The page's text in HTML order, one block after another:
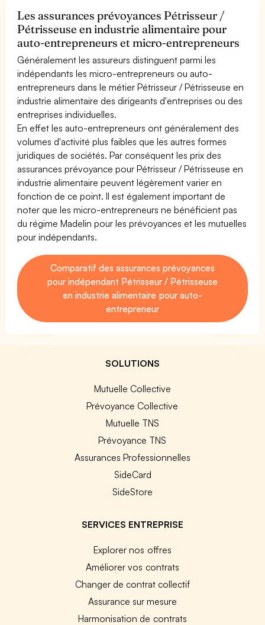
Les assurances prévoyances Pétrisseur /
Pétrisseuse en industrie alimentaire pour
auto-entrepreneurs et micro-entrepreneurs
Généralement les assureurs distinguent parmi les
indépendants les micro-entrepreneurs ou auto-
entrepreneurs dans le métier Pétrisseur / Pétrisseuse en
industrie alimentaire des dirigeants d'entreprises ou des
entreprises individuelles.
En effet les auto-entrepreneurs ont généralement des
volumes d'activité plus faibles que les autres formes
juridiques de sociétés. Par conséquent les prix des
assurances prévoyance pour Pétrisseur / Pétrisseuse en
industrie alimentaire peuvent légèrement varier en
fonction de ce point. Il est également important de
noter que les micro-entrepreneurs ne bénéficient pas
du régime Madelin pour les prévoyances et les mutuelles
pour indépendants.
Comparatif des assurances prévoyances
pour indépendant Pétrisseur / Pétrisseuse
en industrie alimentaire pour auto-
entrepreneur
SOLUTIONS
Mutuelle Collective
Prévoyance Collective
Mutuelle TNS
Prévoyance TNS
Assurances Professionnelles
SideCard
SideStore
SERVICES ENTREPRISE
Explorer nos offres
Améliorer vos contrats
Changer de contrat collectif
Assurance sur mesure
Harmonisation de contrats